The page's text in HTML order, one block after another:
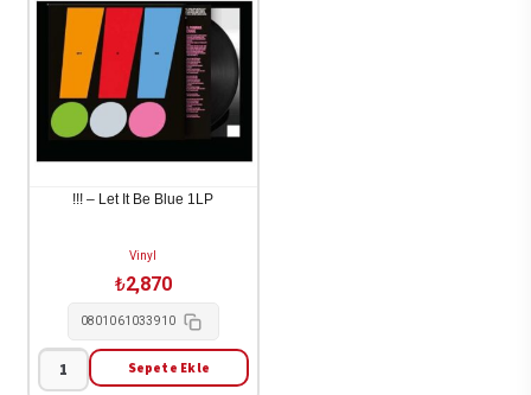
World
Depression
LP
adet
!!! – Let It Be Blue 1LP
Vinyl
₺2,870
0801061033910
!!!
Sepete Ekle